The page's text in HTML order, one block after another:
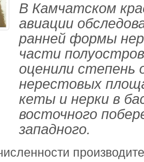
В Камчатском
авиации
ранней формы
части
оценили степень
нерестовых
кеты и нерки в
восточного
западного.